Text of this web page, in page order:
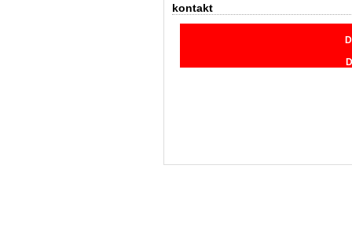
kontakt